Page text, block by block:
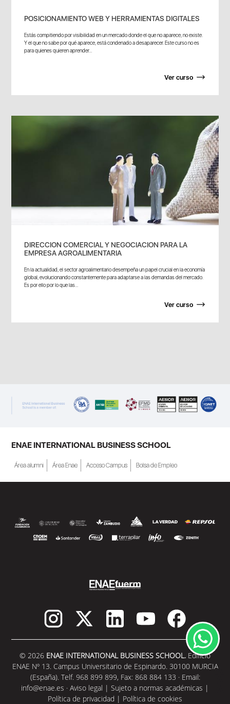
POSICIONAMIENTO WEB Y HERRAMIENTAS DIGITALES
Estás compitiendo por visibilidad en un mercado donde el que no aparece, no existe.
Y el que no sabe por qué aparece, está condenado a desaparecer. Este curso no es
para quienes quieren aprender...
Ver curso
DIRECCION COMERCIAL Y NEGOCIACION PARA LA
EMPRESA AGROALIMENTARIA
En la actualidad, el sector agroalimentario desempeña un papel crucial en la economía
global, evolucionando constantemente para adaptarse a las demandas del mercado.
Es por ello por lo que las...
Ver curso
ENAE INTERNATIONAL BUSINESS SCHOOL
Área alumni Área Enae Acceso Campus Bolsa de Empleo
© 2026 ENAE INTERNATIONAL BUSINESS SCHOOL. Edificio
ENAE Nº 13. Campus Universitario de Espinardo. 30100 MURCIA
(España). Telf. 968 899 899, Fax: 868 884 133 · Email:
info@enae.es · Aviso legal | Sujeto a normas académicas |
Política de privacidad | Política de cookies